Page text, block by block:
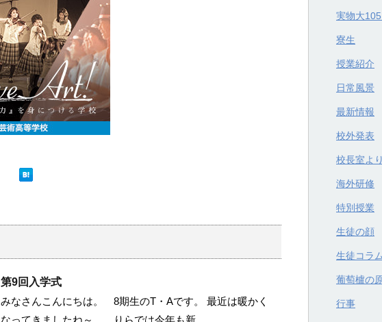
第9回入学式
みなさんこんにちは。 8期生のT・Aです。 最近は暖かく
なってきましたね～。 りらでは今年も新
実物大
寮生
授業紹介
日常風景
最新情報
校外発表
校長室より
海外研修
特別授業
生徒の顔
生徒コラム
葡萄櫨の
行事